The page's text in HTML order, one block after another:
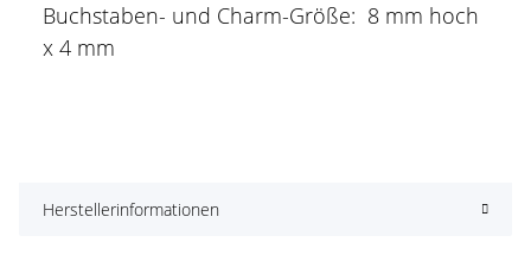
Buchstaben- und Charm-Größe: 8 mm hoch
x 4 mm
Herstellerinformationen